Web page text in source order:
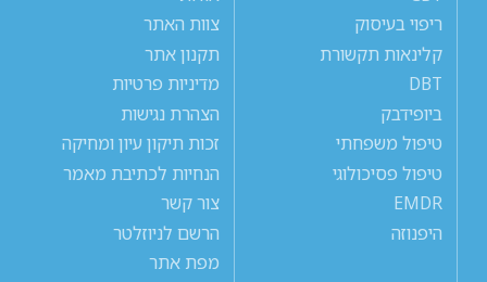
ריפוי בעיסוק
קלינאות תקשורת
DBT
ביופידבק
טיפול משפחתי
טיפול פסיכולוגי
EMDR
היפנוזה
צוות האתר
תקנון אתר
מדיניות פרטיות
הצהרת נגישות
זכות תיקון עיון ומחיקה
הנחיות לכתיבת מאמר
צור קשר
הרשם לניוזלטר
מפת אתר